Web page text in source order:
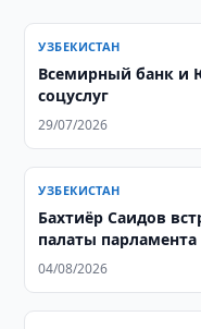
УЗБЕКИСТАН
Всемирный банк и
соцуслуг
29/07/2026
УЗБЕКИСТАН
Бахтиёр Саидов
палаты
04/08/2026